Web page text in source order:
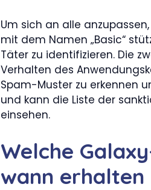
Um sich an alle
mit dem Namen „Basic“
Täter zu identifizieren. Die
Verhalten des
Spam-Muster zu erkennen
und kann die Liste der
einsehen.
Welche
wann erhalten